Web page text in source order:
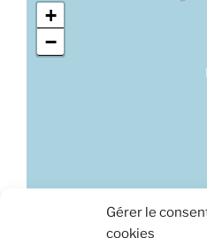
Gérer le
cookies
+
−